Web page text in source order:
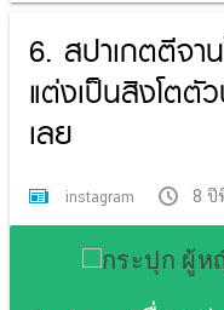
6. สปาเกตตีจา
แต่งเป็นสิงโต
เลย
instagram 8 ปี